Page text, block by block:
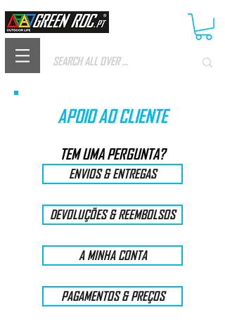
APOIO AO CLIENTE
TEM UMA PERGUNTA?
ENVIOS & ENTREGAS
DEVOLUÇÕES & REEMBOLSOS
A MINHA CONTA
PAGAMENTOS & PREÇOS